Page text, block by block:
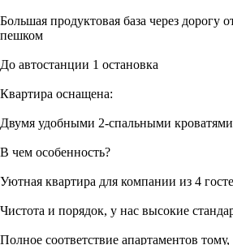
Большая продуктовая база через дорогу
пешком
До автостанции 1 остановка
Квартира оснащена:
Двумя удобными 2-спальными кроватями
В чем особенность?
Уютная квартира для компании из 4
Чистота и порядок, у нас высокие
Полное соответствие апартаментов